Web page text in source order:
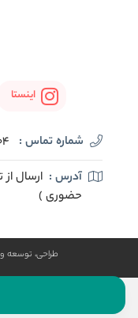
اینستا
شماره تماس :
آدرس :
حضوری )
طراحی، توسعه و